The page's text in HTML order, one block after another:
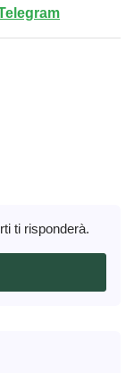
ti risponderà.